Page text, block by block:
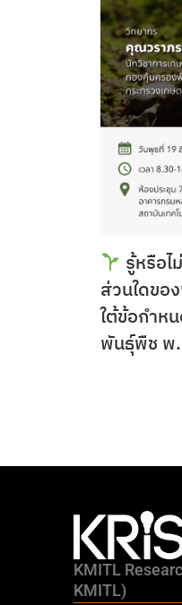
รู้หรือ
ส่วนใดขอ
ใต้ข้อกำห
พันธุ์พืช พ
KMITL
KMITL)